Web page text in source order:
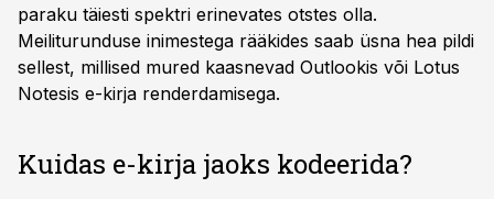
paraku täiesti spektri erinevates otstes olla.
Meiliturunduse inimestega rääkides saab üsna hea pildi
sellest, millised mured kaasnevad Outlookis või Lotus
Notesis e-kirja renderdamisega.
Kuidas e-kirja jaoks kodeerida?